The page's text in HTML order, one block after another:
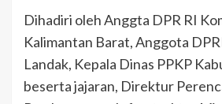
Dihadiri oleh Anggta DPR RI
Kalimantan Barat, Anggota
Landak, Kepala Dinas PPKP
beserta jajaran, Direktur